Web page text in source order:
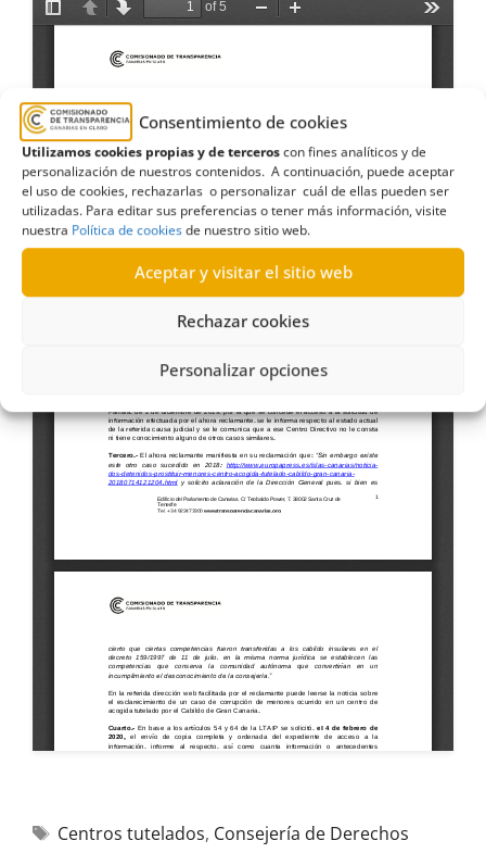
Consentimiento de cookies
Utilizamos cookies propias y de terceroscon fines analíticos y de
personalización de nuestros contenidos. A continuación, puede aceptar
el uso de cookies, rechazarlas o personalizar cuál de ellas pueden ser
utilizadas. Para editar sus preferencias o tener más información, visite
nuestra Política de cookiesde nuestro sitio web.
Aceptar y visitar el sitio web
Rechazar cookies
Personalizar opciones
Centros tutelados, Consejería de Derechos